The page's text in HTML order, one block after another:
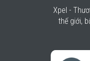
Xpel -
thế giới,